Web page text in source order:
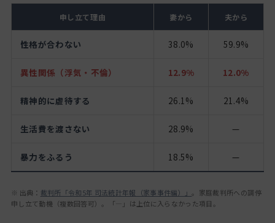
申し立て理由 妻から 夫から
性格が合わない 38.0% 59.9%
異性関係（浮気・不倫） 12.9% 12.0%
精神的に虐待する 26.1% 21.4%
生活費を渡さない 28.9% —
暴力をふるう 18.5% —
※ 出典： 裁判所「令和5年 司法統計年報（家事事件編）」 。家庭裁判所への調停
申し立て動機（複数回答可）。「—」は上位に入らなかった項目。